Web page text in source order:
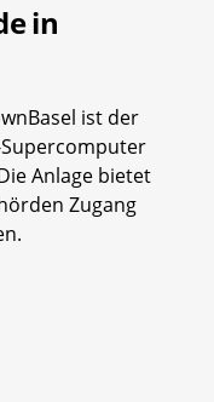
in
ist der
Anlage bietet
Zugang